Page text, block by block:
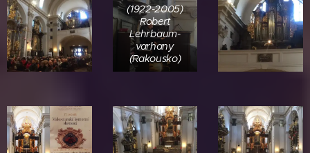
(1922-2005)
Robert
Lehrbaum-
varhany
(Rakousko)